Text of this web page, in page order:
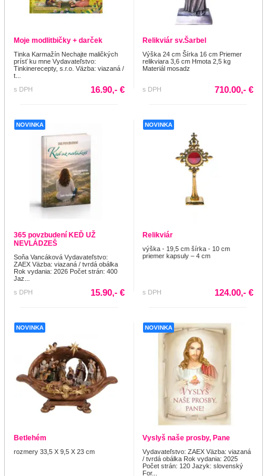
Moje modlitbičky + darček
Tinka Karmažín Nechajte maličkých
prísť ku mne Vydavateľstvo:
Tinkinerecepty, s.r.o. Väzba: viazaná /
t...
s DPH
16.90,- €
Relikviár sv.Šarbel
Výška 24 cm Šírka 16 cm Priemer
relikviara 3,6 cm Hmota 2,5 kg
Materiál mosadz
s DPH 710.00,- €
NOVINKA
365 povzbudení KEĎ UŽ
NEVLÁDZEŠ
Soňa Vancáková Vydavateľstvo:
ZAEX Väzba: viazaná / tvrdá obálka
Rok vydania: 2026 Počet strán: 400
Jaz...
s DPH
15.90,- €
NOVINKA
Relikviár
výška - 19,5 cm šírka - 10 cm
priemer kapsuly – 4 cm
s DPH 124.00,- €
NOVINKA
Betlehém
rozmery 33,5 X 9,5 X 23 cm
NOVINKA
Vyslyš naše prosby, Pane
Vydavateľstvo: ZAEX Väzba: viazaná
/ tvrdá obálka Rok vydania: 2025
Počet strán: 120 Jazyk: slovenský
For...